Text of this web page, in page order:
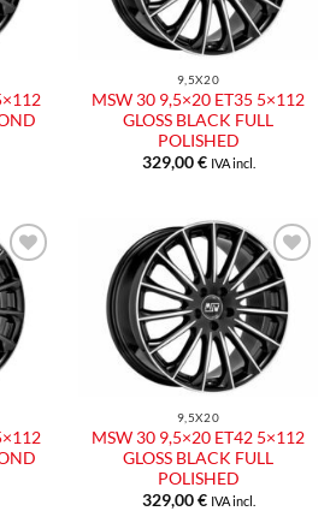
9,5X20
MSW 30 9,5×20 ET35 5×112
GLOSS BLACK FULL
POLISHED
329,00€ IVA incl.
9,5X20
MSW 30 9,5×20 ET42 5×112
GLOSS BLACK FULL
POLISHED
329,00€ IVA incl.